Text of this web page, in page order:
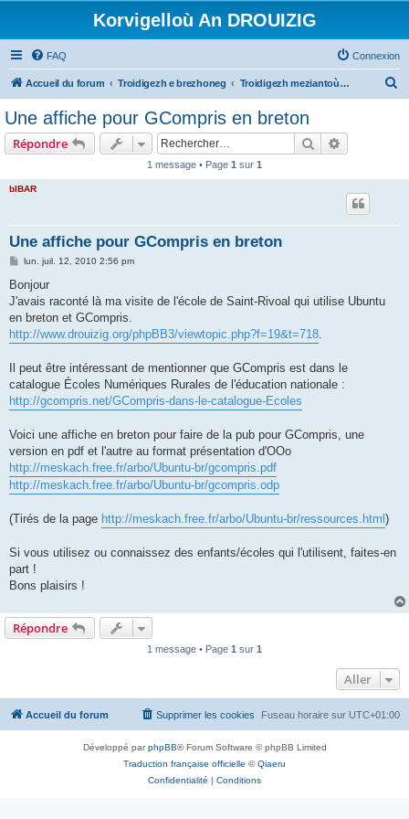
Korvigelloù An DROUIZIG
FAQ Connexion
Accueil du forum Troidigezh e brezhoneg Troidigezh meziantoù all (frank a wirioù evit an darn vrasañ anezho)
Une affiche pour GCompris en breton
Répondre Rechercher
1 message • Page 1 sur 1
bIBAR
Une affiche pour GCompris en breton
M
s
a
g
lun. juil. 12, 2010 2:56 pm
Bonjour
J'avais raconté là ma visite de l'école de Saint-Rivoal qui utilise Ubuntu
en breton et GCompris.
http://www.drouizig.org/phpBB3/viewtopic.php?f=19&t=718.
Il peut être intéressant de mentionner que GCompris est dans le
catalogue Écoles Numériques Rurales de l'éducation nationale :
http://gcompris.net/GCompris-dans-le-catalogue-Ecoles
Voici une affiche en breton pour faire de la pub pour GCompris, une
version en pdf et l'autre au format présentation d'OOo
http://meskach.free.fr/arbo/Ubuntu-br/gcompris.pdf
http://meskach.free.fr/arbo/Ubuntu-br/gcompris.odp
(Tirés de la page http://meskach.free.fr/arbo/Ubuntu-br/ressources.html )
Si vous utilisez ou connaissez des enfants/écoles qui l'utilisent, faites-en
part !
Bons plaisirs !
Répondre
1 message • Page 1 sur 1
Aller
Accueil du forum Fuseau horaire sur UTC+01:00
Supprimer les cookies
Développé parphpBB® Forum Software © phpBB Limited
Traduction française officielle ©Qiaeru
Confidentialité | Conditions